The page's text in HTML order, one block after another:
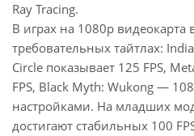
Ray Tracing.
В играх на 1080p видеокарта
требовательных тайтлах:
Circle показывает 125 FPS,
FPS, Black Myth: Wukong —
настройками. На младших
достигают стабильных 100